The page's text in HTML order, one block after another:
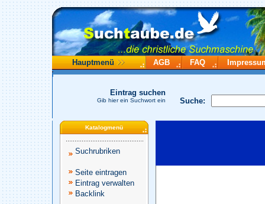
Hauptmenü AGB FAQ
Suche:
Eintrag suchen
Gib hier ein Suchwort ein
Katalogmenü
Suchrubriken
Seite eintragen
Eintrag verwalten
Backlink